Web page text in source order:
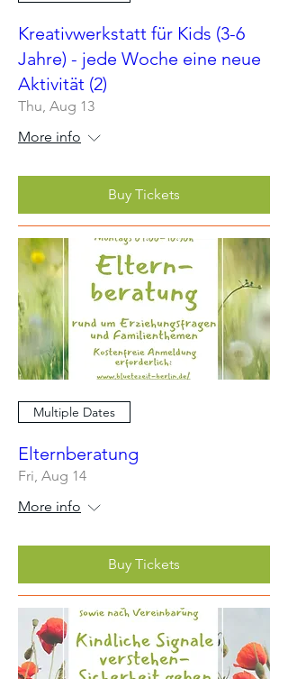
Kreativwerkstatt für Kids (3-6
Jahre) - jede Woche eine neue
Aktivität (2)
Thu, Aug 13
More info
Buy Tickets
Multiple Dates
Elternberatung
Fri, Aug 14
More info
Buy Tickets